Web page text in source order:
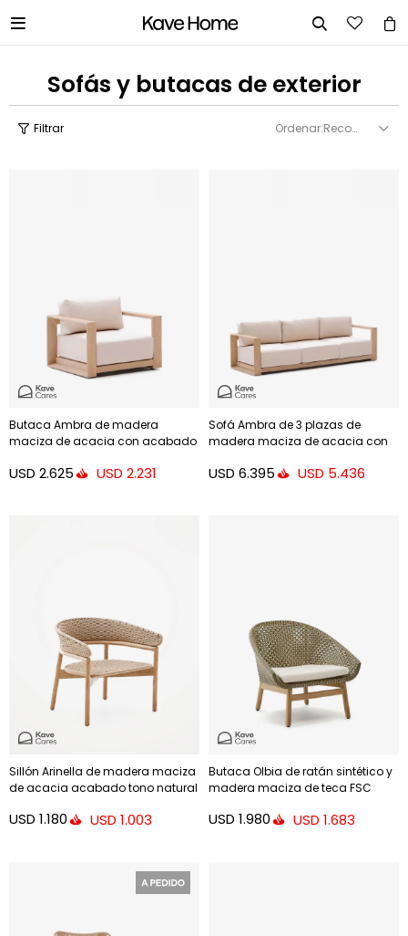
 
Sofás y butacas de exterior
Recomendados
Butaca Ambra de madera
maciza de acacia con acabado
USD 2.625 USD 2.231
Sofá Ambra de 3 plazas de
madera maciza de acacia con
USD 6.395 USD 5.436
Sillón Arinella de madera maciza
de acacia acabado tono natural
USD 1.180 USD 1.003
Butaca Olbia de ratán sintético y
madera maciza de teca FSC
USD 1.980 USD 1.683